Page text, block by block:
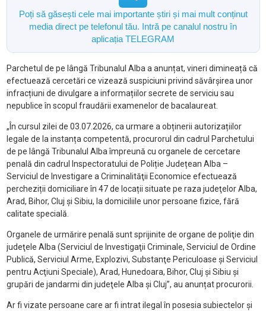
Poți să găsești cele mai importante știri și mai mult conținut
media direct pe telefonul tău. Intră pe canalul nostru în
aplicația TELEGRAM
Parchetul de pe lângă Tribunalul Alba a anunțat, vineri dimineață că
efectuează cercetări ce vizează suspiciuni privind săvârșirea unor
infracțiuni de divulgare a informațiilor secrete de serviciu sau
nepublice în scopul fraudării examenelor de bacalaureat.
„În cursul zilei de 03.07.2026, ca urmare a obținerii autorizațiilor
legale de la instanța competentă, procurorul din cadrul Parchetului
de pe lângă Tribunalul Alba împreună cu organele de cercetare
penală din cadrul Inspectoratului de Poliție Județean Alba –
Serviciul de Investigare a Criminalităţii Economice efectuează
percheziții domiciliare în 47 de locații situate pe raza judeţelor Alba,
Arad, Bihor, Cluj şi Sibiu, la domiciliile unor persoane fizice, fără
calitate specială.
Organele de urmărire penală sunt sprijinite de organe de poliţie din
judeţele Alba (Serviciul de Investigaţii Criminale, Serviciul de Ordine
Publică, Serviciul Arme, Explozivi, Substanţe Periculoase şi Serviciul
pentru Acţiuni Speciale), Arad, Hunedoara, Bihor, Cluj şi Sibiu şi
grupări de jandarmi din judeţele Alba şi Cluj”, au anunțat procurorii.
Ar fi vizate persoane care ar fi intrat ilegal în posesia subiectelor și